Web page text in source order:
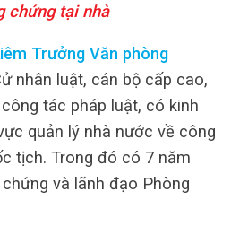
chứng tại nhà
Trưởng Văn phòng
nhân luật, cán bộ cấp cao,
tác pháp luật, có kinh
quản lý nhà nước về công
tịch. Trong đó có 7 năm
và lãnh đạo Phòng